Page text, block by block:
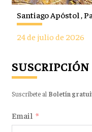
Santiago Apóstol ,
24 de julio de 2026
SUSCRIPCIÓN
Suscríbete al Boletín
Email